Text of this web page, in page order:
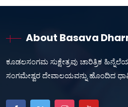
About Basava
ಕೂಡಲಸಂಗಮ ಸುಕ್ಷೇತ್ರವು ಚಾರಿತ್ರಿಕ
ಸಂಗಮೇಶ್ವರ ದೇವಾಲಯವನ್ನು ಹೊಂದಿದ